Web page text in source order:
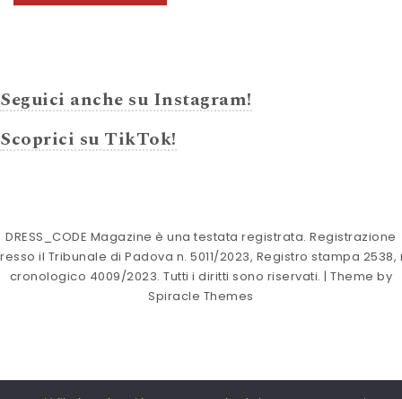
Seguici anche su Instagram!
Scoprici su TikTok!
DRESS_CODE Magazine è una testata registrata. Registrazione
il Tribunale di Padova n. 5011/2023, Registro stampa 2538,
cronologico 4009/2023. Tutti i diritti sono riservati. | Theme by
Spiracle Themes